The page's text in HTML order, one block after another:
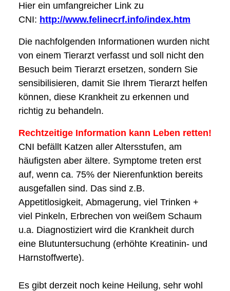
Hier ein umfangreicher Link zu
CNI: http://www.felinecrf.info/index.htm
Die nachfolgenden Informationen wurden nicht
von einem Tierarzt verfasst und soll nicht den
Besuch beim Tierarzt ersetzen, sondern Sie
sensibilisieren, damit Sie Ihrem Tierarzt helfen
können, diese Krankheit zu erkennen und
richtig zu behandeln.
Rechtzeitige Information kann Leben retten!
CNI befällt Katzen aller Altersstufen, am
häufigsten aber ältere. Symptome treten erst
auf, wenn ca. 75% der Nierenfunktion bereits
ausgefallen sind. Das sind z.B.
Appetitlosigkeit, Abmagerung, viel Trinken +
viel Pinkeln, Erbrechen von weißem Schaum
u.a. Diagnostiziert wird die Krankheit durch
eine Blutuntersuchung (erhöhte Kreatinin- und
Harnstoffwerte).
Es gibt derzeit noch keine Heilung, sehr wohl